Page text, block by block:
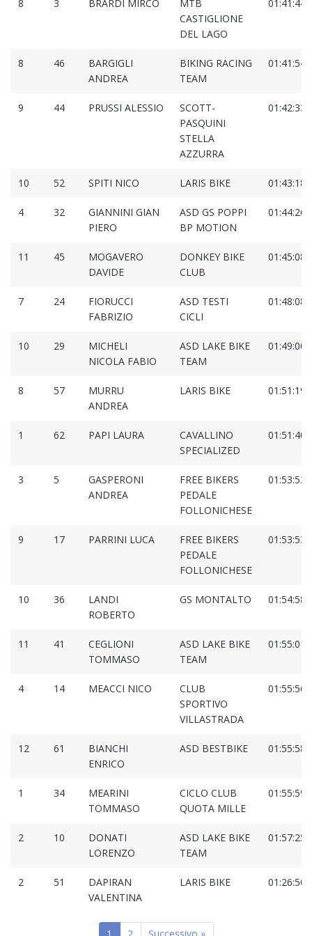
8 3 BRARDI MIRCO
MTB
CASTIGLIONE
DEL LAGO
8 46
BARGIGLI
ANDREA
BIKING RACING
TEAM
9 44 PRUSSI ALESSIO
SCOTT-
PASQUINI
STELLA
AZZURRA
10 52 SPITI NICO LARIS BIKE
4 32
GIANNINI GIAN
PIERO
ASD GS POPPI
BP MOTION
11 45
MOGAVERO
DAVIDE
DONKEY BIKE
CLUB
7 24
FIORUCCI
FABRIZIO
ASD TESTI
CICLI
10 29
MICHELI
NICOLA FABIO
ASD LAKE BIKE
TEAM
8 57
MURRU
ANDREA
LARIS BIKE
1 62 PAPI LAURA
CAVALLINO
SPECIALIZED
3 5
GASPERONI
ANDREA
FREE BIKERS
PEDALE
FOLLONICHESE
9 17 PARRINI LUCA
FREE BIKERS
PEDALE
FOLLONICHESE
10 36
LANDI
ROBERTO
GS MONTALTO
11 41
CEGLIONI
TOMMASO
ASD LAKE BIKE
TEAM
4 14 MEACCI NICO
CLUB
SPORTIVO
VILLASTRADA
12 61
BIANCHI
ENRICO
ASD BESTBIKE
1 34
MEARINI
TOMMASO
CICLO CLUB
QUOTA MILLE
2 10
DONATI
LORENZO
ASD LAKE BIKE
TEAM
2 51
DAPIRAN
VALENTINA
LARIS BIKE